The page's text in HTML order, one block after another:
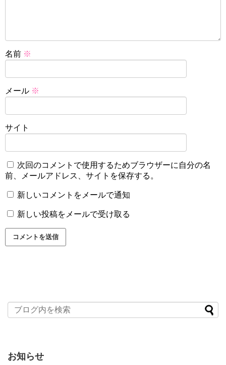
名前 ※
メール ※
サイト
次回のコメントで使用するためブラウザーに自分の名
前、メールアドレス、サイトを保存する。
新しいコメントをメールで通知
新しい投稿をメールで受け取る
お知らせ